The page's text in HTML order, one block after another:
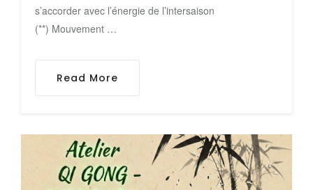
s’accorder avec l’énergie de l’intersaison
(**) Mouvement …
Read More